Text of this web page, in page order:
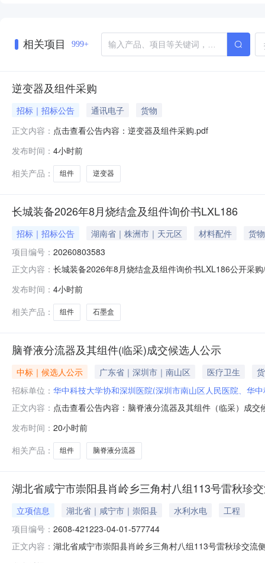
相关项目 999+
逆变器及组件采购
招标｜招标公告 通讯电子
货物
正文内容： 点击查看公告内容：逆变器及组件采购.pdf
发布时间： 4小时前
相关产品：
组件 逆变器
长城装备2026年8月烧结盒及组件询价书LXL186
招标｜招标公告 湖南省｜株洲市｜天元区 材料配件
货物
项目编号： 20260803583
正文内容： 长城装备2026年8月烧结盒及组件询价书LXL186公开采
LXL186采购联系人:龙兴林采购联系人电话
发布时间： 4小时前
相关产品：
组件 石墨盒
脑脊液分流器及其组件(临采)成交候选人公示
中标｜候选人公示 广东省｜深圳市｜南山区 医疗卫生
招标单位： 华中科技大学协和深圳医院(深圳市南山区人民医院、华
正文内容： 点击查看公告内容：脑脊液分流器及其组件（临采）成交
发布时间： 20小时前
相关产品：
组件 脑脊液分流器
湖北省咸宁市崇阳县肖岭乡三角村八组113号雷秋珍
立项信息 湖北省｜咸宁市｜崇阳县 水利水电
工程
项目编号： 2608-421223-04-01-577744
正文内容： 湖北省咸宁市崇阳县肖岭乡三角村八组113号雷秋珍交流